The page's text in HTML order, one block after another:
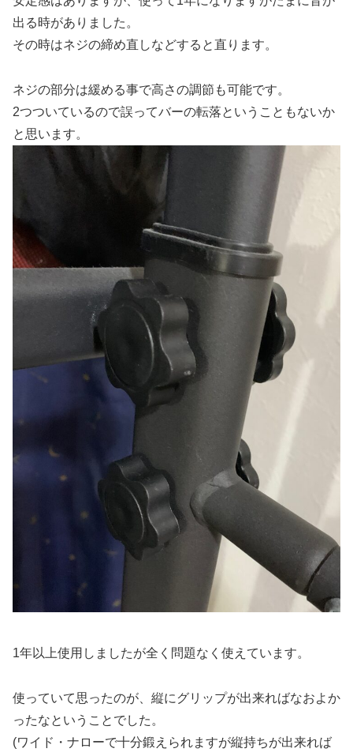
出る時がありました。
その時はネジの締め直しなどすると直ります。
ネジの部分は緩める事で高さの調節も可能です。
2つついているので誤ってバーの転落ということもないか
と思います。
1年以上使用しましたが全く問題なく使えています。
使っていて思ったのが、縦にグリップが出来ればなおよか
ったなということでした。
(ワイド・ナローで十分鍛えられますが縦持ちが出来れば